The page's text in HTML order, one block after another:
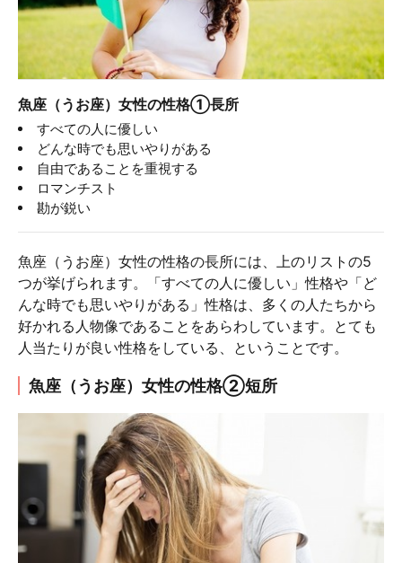
魚座（うお座）女性の性格①長所
すべての人に優しい
どんな時でも思いやりがある
自由であることを重視する
ロマンチスト
勘が鋭い
魚座（うお座）女性の性格の長所には、上のリストの5
つが挙げられます。「すべての人に優しい」性格や「ど
んな時でも思いやりがある」性格は、多くの人たちから
好かれる人物像であることをあらわしています。とても
人当たりが良い性格をしている、ということです。
魚座（うお座）女性の性格②短所